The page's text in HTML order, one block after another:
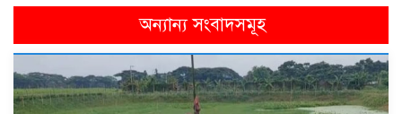
অন্যান্য সংবাদসমূহ